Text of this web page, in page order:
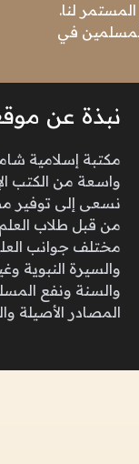
لنا.
في
نبذة عن
مكتبة إسلامية
واسعة من الكتب
نسعى إلى توفير
من قبل طلاب
مختلف جوانب
والسيرة النبوية
والسنة ونفع
المصادر الأصيلة